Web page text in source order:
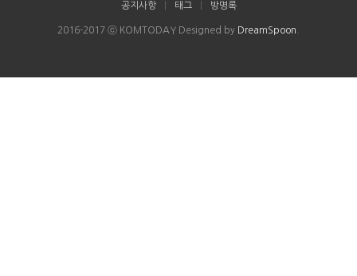
공지사항 태그 방명록
2016-2017 ⓒ KOMTODAY Designed by DreamSpoon